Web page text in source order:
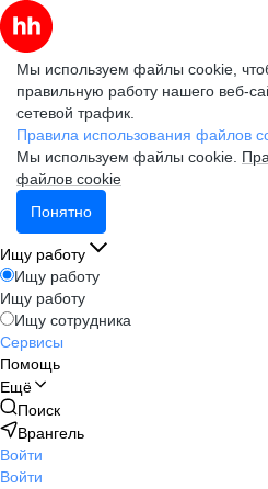
Мы используем файлы cookie,
правильную работу нашего веб-
сетевой трафик.
Правила использования файлов
Мы используем файлы cookie.
файлов cookie
Понятно
Ищу работу
Ищу работу
Ищу работу
Ищу сотрудника
Сервисы
Помощь
Ещё
Поиск
Врангель
Войти
Войти